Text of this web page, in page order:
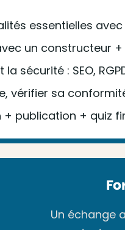
essentielles
un constructeur
sécurité : SEO,
vérifier sa
+ publication + quiz
Un échange